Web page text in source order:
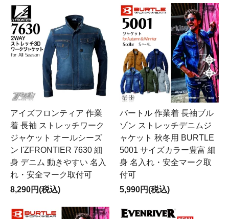
アイズフロンティア 作業
着 長袖 ストレッチワーク
ジャケット オールシーズ
ン I'ZFRONTIER 7630 細
身 デニム 動きやすい 名入
れ・安全マーク取付可
8,290円(税込)
バートル 作業着 長袖ブル
ゾン ストレッチデニムジ
ャケット 秋冬用 BURTLE
5001 サイズカラー豊富 細
身 名入れ・安全マーク取
付可
5,990円(税込)